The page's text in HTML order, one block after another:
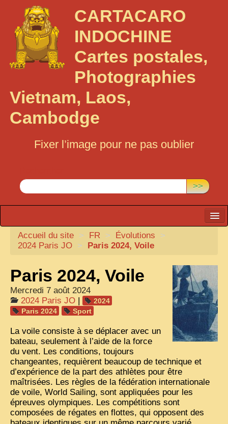
CARTACARO
INDOCHINE
Cartes postales,
Photographies
Vietnam, Laos,
Cambodge
Fixer l’image pour ne pas oublier
>>
CARTACARO
PHOTOGRAPHES, EDITEURS
ILLUSTRATEURS
TONKIN
1908, RÉVOLTE
ANNAM CENTRE
COCHINCHINE
LES ETHNIES
LAOS
Accueil du site > FR > Évolutions
>
2024 Paris JO > Paris 2024, Voile
Paris 2024, Voile
Mercredi 7 août 2024
2024 Paris JO |
2024
Paris 2024
Sport
La voile consiste à se déplacer avec un
bateau, seulement à l’aide de la force
du vent. Les conditions, toujours
changeantes, requièrent beaucoup de technique et
d’expérience de la part des athlètes pour être
maîtrisées. Les règles de la fédération internationale
de voile, World Sailing, sont appliquées pour les
épreuves olympiques. Les compétitions sont
composées de régates en flottes, qui opposent des